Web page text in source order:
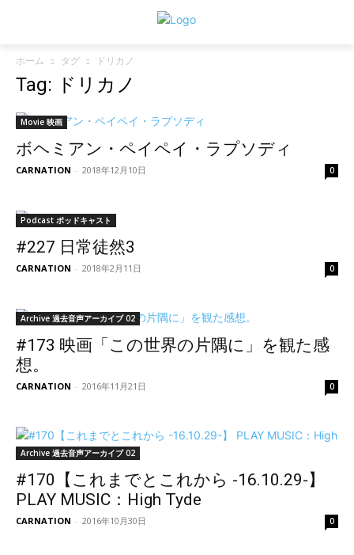
ホーム タグ ドリカノ
Tag: ドリカノ
Movie 映画
ボヘミアン・ペイペイ・ラプソディ
CARNATION - 2018年12月10日 0
Podcast ポッドキャスト
#227 日常徒然3
CARNATION - 2018年2月11日 0
Archive 過去音声アーカイブ 02
#173 映画「この世界の片隅に」を観た感
想。
CARNATION - 2016年11月21日 0
Archive 過去音声アーカイブ 02
#170【これまでとこれから -16.10.29-】
PLAY MUSIC：High Tyde
CARNATION - 2016年10月30日 0